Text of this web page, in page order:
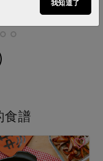
暫無庫存
食譜
我知道了